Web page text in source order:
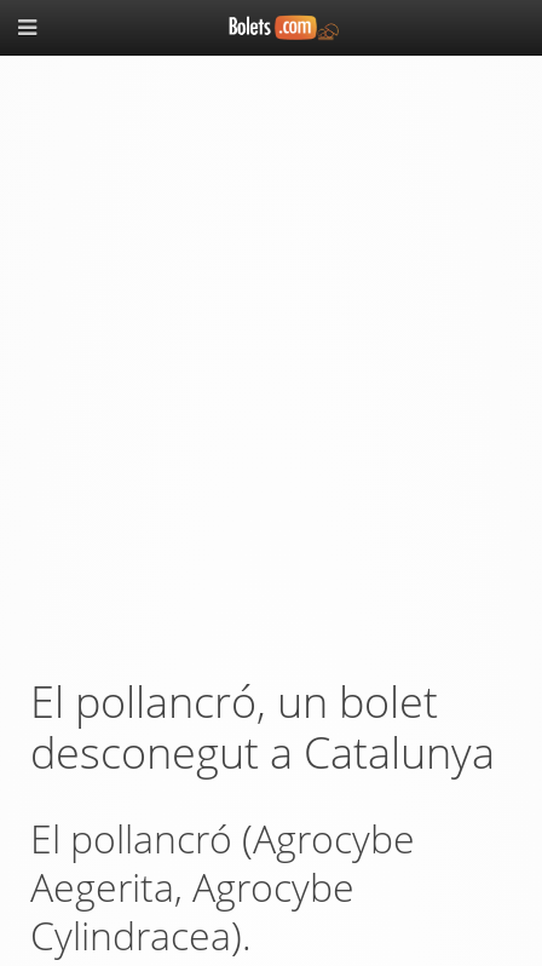
El pollancró, un bolet
desconegut a Catalunya
El pollancró (Agrocybe
Aegerita, Agrocybe
Cylindracea).